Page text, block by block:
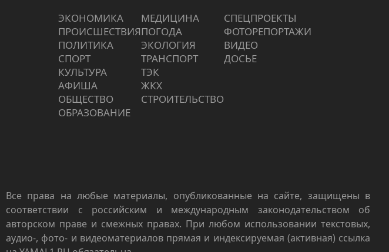
ЭКОНОМИКА
ПРОИCШЕСТВИЯ
ПОЛИТИКА
СПОРТ
КУЛЬТУРА
АФИША
ОБЩЕСТВО
ОБРАЗОВАНИЕ
МЕДИЦИНА
ПОГОДА
ЭКОЛОГИЯ
ТРАНСПОРТ
ТЭК
ЖКХ
СТРОИТЕЛЬСТВО
СПЕЦПРОЕКТЫ
ФОТОРЕПОРТАЖИ
ВИДЕО
ДОСЬЕ
Все права на любые материалы, опубликованные на сайте, защищены в
соответствии с российским и международным законодательством об
авторском праве и смежных правах. При любом использовании текстовых,
аудио-, фото- и видеоматериалов прямая и индексируемая (активная) ссылка